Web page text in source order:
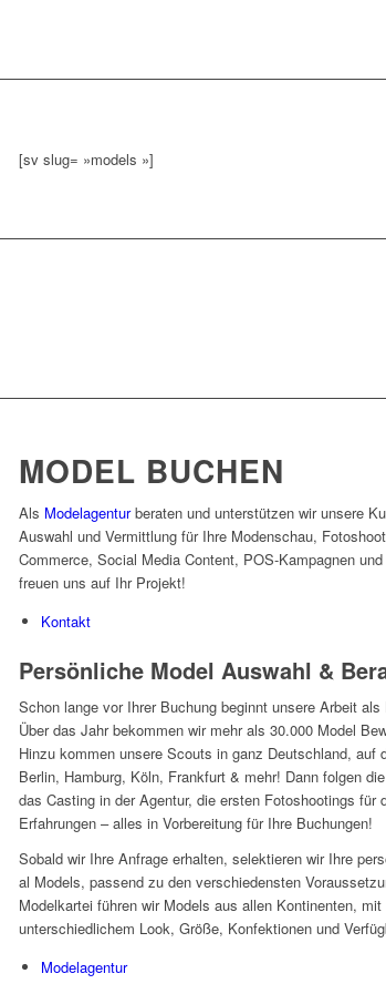
[sv slug= »models »]
MODEL BUCHEN
Als Modelagenturberaten und unterstützen wir unsere
Auswahl und Vermittlung für Ihre Modenschau,
Commerce, Social Media Content, POS-Kampagnen
freuen uns auf Ihr Projekt!
Kontakt
Persönliche Model Auswahl &
Schon lange vor Ihrer Buchung beginnt unsere Arbeit als
Über das Jahr bekommen wir mehr als 30.000 Model
Hinzu kommen unsere Scouts in ganz Deutschland, auf
Berlin, Hamburg, Köln, Frankfurt & mehr! Dann folgen
das Casting in der Agentur, die ersten Fotoshootings für
Erfahrungen – alles in Vorbereitung für Ihre Buchungen!
Sobald wir Ihre Anfrage erhalten, selektieren wir Ihre
al Models, passend zu den verschiedensten
Modelkartei führen wir Models aus allen Kontinenten, mit
unterschiedlichem Look, Größe, Konfektionen und
Modelagentur